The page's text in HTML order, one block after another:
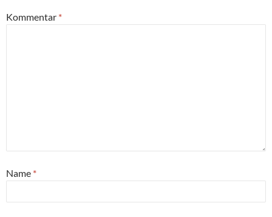
Kommentar *
Name *